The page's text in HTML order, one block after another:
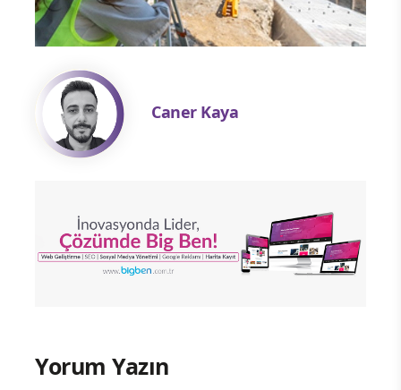
Caner Kaya
Yorum Yazın